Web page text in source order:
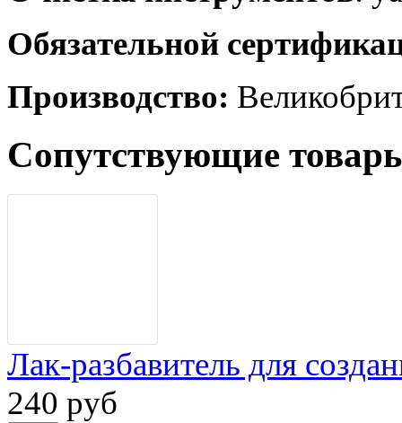
Обязательной
Производство:
Сопутствующие
Лак-разбавитель для
240 руб